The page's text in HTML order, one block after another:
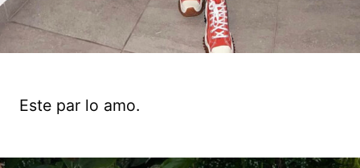
Este par lo amo.